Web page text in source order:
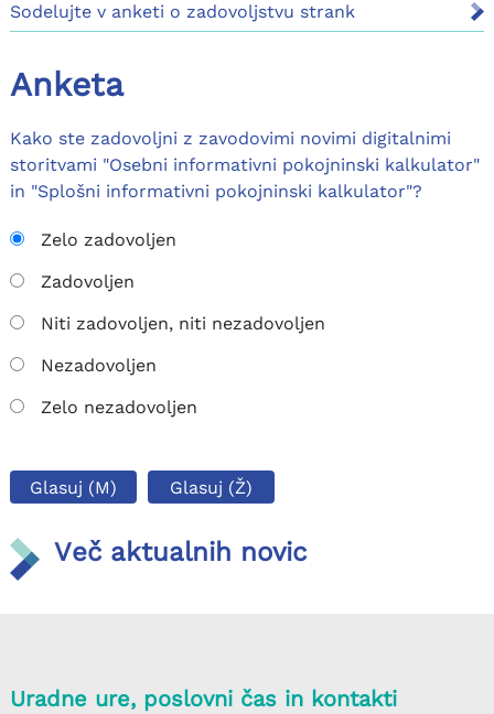
Sodelujte v anketi o zadovoljstvu strank
Anketa
Kako ste zadovoljni z zavodovimi novimi digitalnimi
storitvami "Osebni informativni pokojninski kalkulator"
in "Splošni informativni pokojninski kalkulator"?
Zelo zadovoljen
Zadovoljen
Niti zadovoljen, niti nezadovoljen
Nezadovoljen
Zelo nezadovoljen
Glasuj (M) Glasuj (Ž)
Več aktualnih novic
Uradne ure, poslovni čas in kontakti